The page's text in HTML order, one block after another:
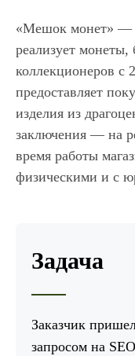
«Мешок монет» —
реализует монеты,
коллекционеров с
предоставляет
изделия из
заключения — на
время работы
физическими и с
Задача
Заказчик
запросом на